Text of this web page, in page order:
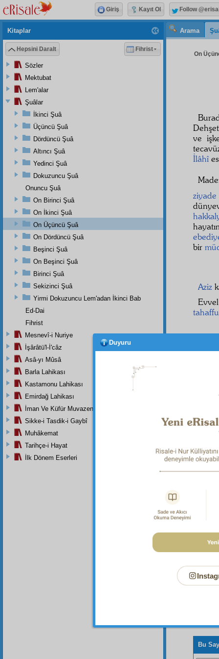
Arama
On
ve
İlâhî
ziyade
bir
Aziz
temas
"İşlerin
Bu
Kitaplar
Hepsini Daralt Fihrist
Sözler
Mektubat
Lem'alar
Şuâlar
İkinci Şuâ
Üçüncü Şuâ
Dördüncü Şuâ
Altıncı Şuâ
Yedinci Şuâ
Dokuzuncu Şuâ
Onuncu Şuâ
On Birinci Şuâ
On İkinci Şuâ
On Üçüncü Şuâ
On Dördüncü Şuâ
Beşinci Şuâ
On Beşinci Şuâ
Birinci Şuâ
Sekizinci Şuâ
Yirmi Dokuzuncu Lem'adan İkinci Bab
Ed-Dai
Fihrist
Mesnevî-i Nuriye
İşârâtü'l-İ'câz
Asâ-yı Mûsâ
Barla Lahikası
Kastamonu Lahikası
Emirdağ Lahikası
İman Ve Küfür Muvazeneleri
Sikke-i Tasdik-i Gaybî
Muhâkemat
Tarihçe-i Hayat
İlk Dönem Eserleri
Giriş Kayıt Ol Follow
Duyuru